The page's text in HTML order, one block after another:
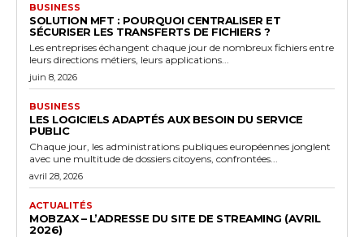
BUSINESS
SOLUTION MFT : POURQUOI CENTRALISER ET
SÉCURISER LES TRANSFERTS DE FICHIERS ?
Les entreprises échangent chaque jour de nombreux fichiers entre
leurs directions métiers, leurs applications...
juin 8, 2026
BUSINESS
LES LOGICIELS ADAPTÉS AUX BESOIN DU SERVICE
PUBLIC
Chaque jour, les administrations publiques européennes jonglent
avec une multitude de dossiers citoyens, confrontées...
avril 28, 2026
ACTUALITÉS
MOBZAX – L’ADRESSE DU SITE DE STREAMING (AVRIL
2026)